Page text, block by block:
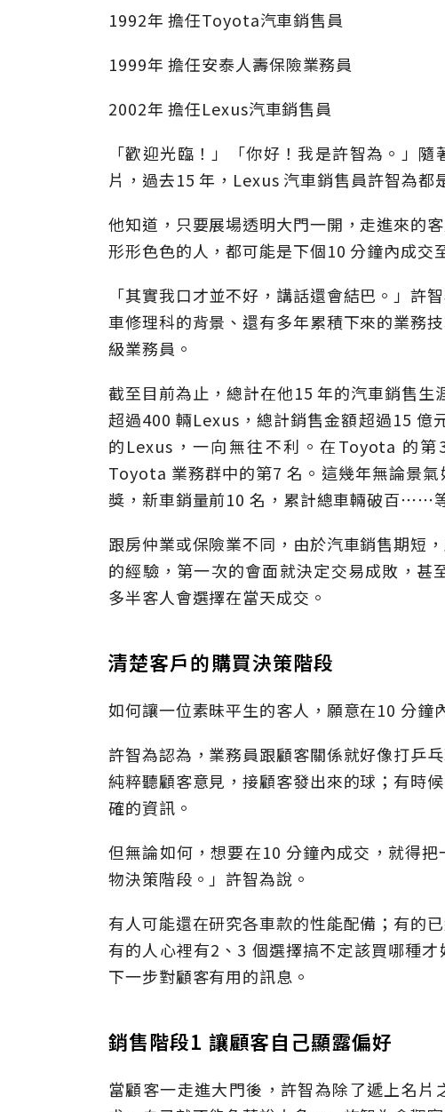
1992年 擔任Toyota汽車銷售員
1999年 擔任安泰人壽保險業務員
2002年 擔任Lexus汽車銷售員
「歡迎光臨！」「你好！我是許智為。」
片，過去15 年，Lexus 汽車銷售員許智為都
他知道，只要展場透明大門一開，走進來的
形形色色的人，都可能是下個10 分鐘內成交
「其實我口才並不好，講話還會結巴。」許
車修理科的背景、還有多年累積下來的業務
級業務員。
截至目前為止，總計在他15 年的汽車銷售
超過400 輛Lexus，總計銷售金額超過15
的Lexus，一向無往不利。在Toyota 的
Toyota 業務群中的第7 名。這幾年無論景
獎，新車銷量前10 名，累計總車輛破百⋯⋯
跟房仲業或保險業不同，由於汽車銷售期短
的經驗，第一次的會面就決定交易成敗，甚
多半客人會選擇在當天成交。
清楚客戶的購買決策階段
如何讓一位素昧平生的客人，願意在10 分鐘
許智為認為，業務員跟顧客關係就好像打乒
純粹聽顧客意見，接顧客發出來的球；有時
確的資訊。
但無論如何，想要在10 分鐘內成交，就得
物決策階段。」許智為說。
有人可能還在研究各車款的性能配備；有的
有的人心裡有2、3 個選擇搞不定該買哪種
下一步對顧客有用的訊息。
銷售階段1 讓顧客自己顯露偏好
當顧客一走進大門後，許智為除了遞上名